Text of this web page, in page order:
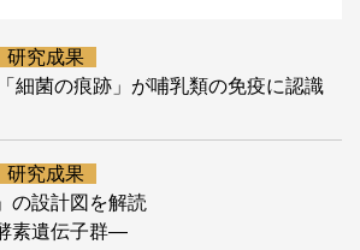
研究成果
細菌の痕跡」が哺乳類の免疫に認識
研究成果
の設計図を解読
素遺伝子群―